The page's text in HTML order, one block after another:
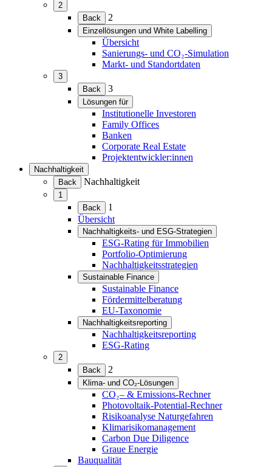
2
(Menü
erweitern)
Back 2
Einzellösungen und White Labelling
(Menü
erweitern)
Übersicht
Sanierungs- und CO₂-Simulation
Markt- und Standortdaten
3
(Menü
erweitern)
Back 3
Lösungen für
(Menü
erweitern)
Institutionelle Investoren
Family Offices
Banken
Corporate Real Estate
Projektentwickler:innen
Nachhaltigkeit
(Menü
erweitern)
Back Nachhaltigkeit
1
(Menü
erweitern)
Back
1
Übersicht
Nachhaltigkeits- und ESG-Strategien
(Menü
erweitern)
ESG-Rating für Immobilien
Portfolio-Optimierung
Nachhaltigkeitsstrategien
Sustainable Finance
(Menü
erweitern)
Sustainable Finance
Fördermittelberatung
EU-Taxonomie
Nachhaltigkeitsreporting
(Menü
erweitern)
Nachhaltigkeitsreporting
ESG-Rating
2
(Menü
erweitern)
Back 2
Klima- und CO₂-Lösungen
(Menü
erweitern)
CO₂– & Emissions-Rechner
Photovoltaik-Potential-Rechner
Risikoanalyse Naturgefahren
Klimarisikomanagement
Carbon Due Diligence
Graue Energie
Bauqualität